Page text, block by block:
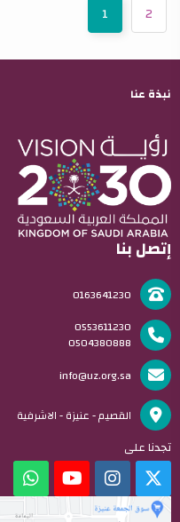
1 2
نبذة عنا
إتصل بنا
0163641230
0553611230
0504380888
info@uz.org.sa
القصيم - عنيزة - الاشرفية
تجدنا على